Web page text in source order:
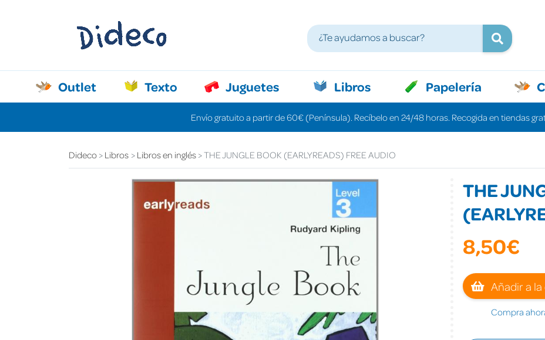
Outlet Texto Juguetes Libros Papelería
Envío gratuito a partir de 60€ (Península). Recíbelo en 24/48 horas. Recogida en tiendas
Dideco Libros Libros en inglés THE JUNGLE BOOK (EARLYREADS) FREE AUDIO
THE
8,50€
Añadir a
Compra